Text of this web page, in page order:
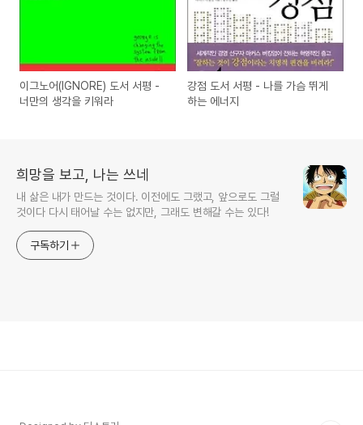
이그노어(IGNORE) 도서 서평 -
너만의 생각을 키워라
강점 도서 서평 - 나를 가슴 뛰게
하는 에너지
희망을 보고, 나는 쓰네
내 삶은 내가 만드는 것이다. 이전에도 그랬고, 앞으로도 그럴
것이다 다시 태어날 수는 없지만, 그래도 변해갈 수는 있다!
구독하기